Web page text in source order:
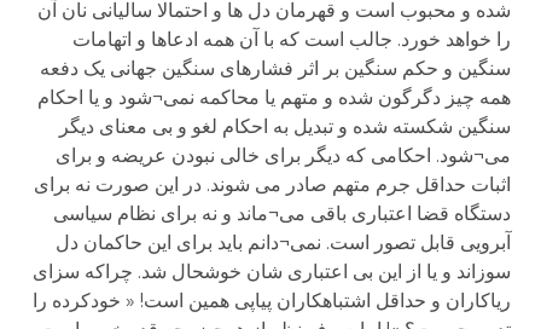
شده و محبوب است و قهرمان دل ها و احتمالا سالیانی نان آن
را خواهد خورد. جالب است که با آن همه ادعاها و اتهامات
سنگین و حکم سنگین بر اثر فشارهای سنگین جهانی یک دفعه
همه چیز دگرگون شده و متهم یا محاکمه نمی¬شود و یا احکام
سنگین شکسته شده و تبدیل به احکام لغو و بی معنای دیگر
می¬شود. احکامی که دیگر برای خالی نبودن عریضه و برای
اثبات حداقل جرم متهم صادر می شوند. در این صورت نه برای
دستگاه قضا اعتباری باقی می¬ماند و نه برای نظام سیاسی
آبرویی قابل تصور است. نمی¬دانم باید برای این حاکمان دل
سوزاند و یا از این بی اعتباری شان خوشحال شد. چراکه سزای
ریاکاران و حداقل اشتباهکاران پیاپی همین است! « خودکرده را